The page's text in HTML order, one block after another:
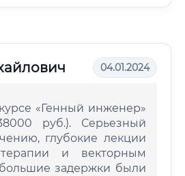
04.01.2024
«Генный инженер»
руб.). Серьезный
глубокие лекции
и векторным
задержки были